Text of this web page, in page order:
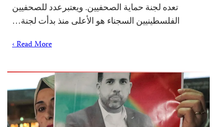
تعده لجنة حماية الصحفيين. ويعتبرعدد للصحفيين
الفلسطينيين السجناء هو الأعلى منذ بدأت لجنة…
Read More ›